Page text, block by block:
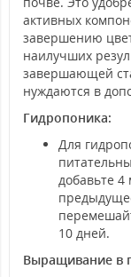
активных
завершению
наилучших
завершающей
нуждаются в
Гидропоника:
Для
добавьте
10 дней.
Выращивание в